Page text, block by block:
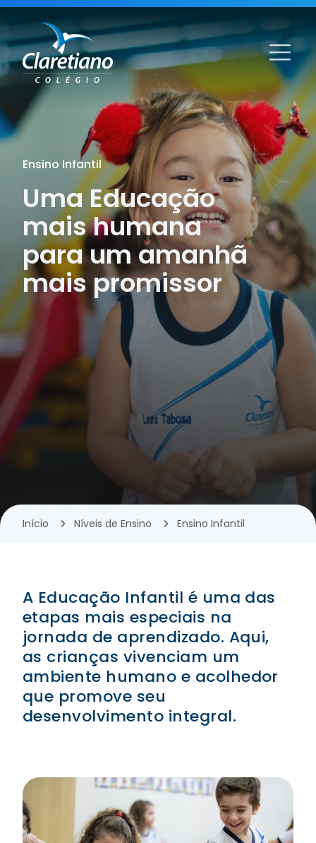
Ensino Infantil
Uma Educação
mais humana
para um amanhã
mais promissor
Início Níveis de Ensino Ensino Infantil
A Educação Infantil é uma das
etapas mais especiais na
jornada de aprendizado. Aqui,
as crianças vivenciam um
ambiente humano e acolhedor
que promove seu
desenvolvimento integral.